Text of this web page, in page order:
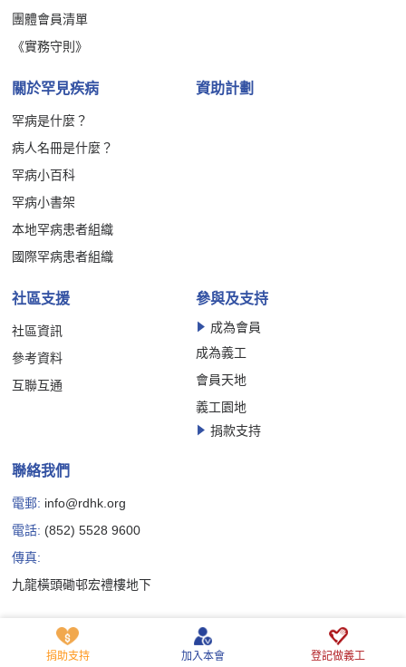
捐助支持 加入本會 登記做義工
團體會員清單
《實務守則》
關於罕見疾病
罕病是什麼？
病人名冊是什麼？
罕病小百科
罕病小書架
本地罕病患者組織
國際罕病患者組織
資助計劃
社區支援
社區資訊
參考資料
互聯互通
參與及支持
成為會員
成為義工
會員天地
義工園地
捐款支持
聯絡我們
電郵: info@rdhk.org
電話: (852) 5528 9600
傳真:
九龍橫頭磡邨宏禮樓地下
Copyright © 香港罕見疾病聯盟有限公司版權所有
私隱政策聲明
Cookie 政策聲明